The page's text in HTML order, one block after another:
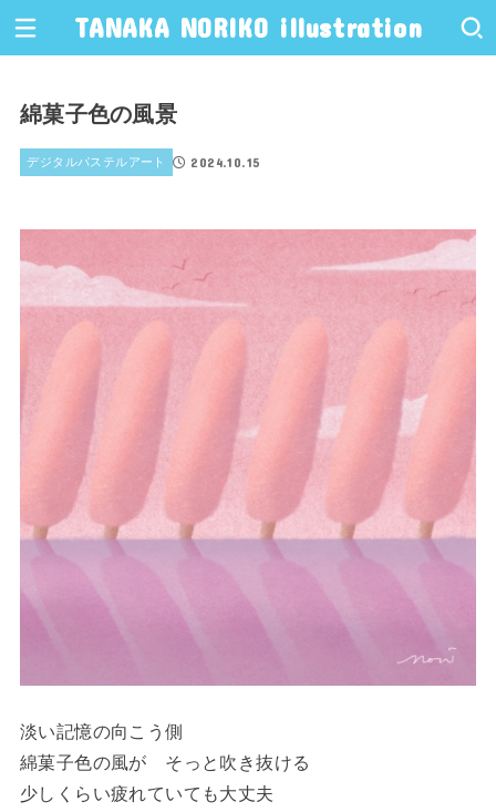
TANAKA NORIKO illustration
綿菓子色の風景
デジタルパステルアート 2024.10.15
淡い記憶の向こう側
綿菓子色の風が そっと吹き抜ける
少しくらい疲れていても大丈夫